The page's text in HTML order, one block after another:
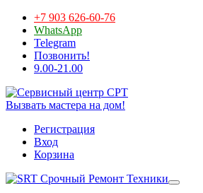
+7 903 626-60-76
WhatsApp
Telegram
Позвонить!
9.00-21.00
Вызвать мастера на дом!
Регистрация
Вход
Корзина
Срочный Ремонт Техники